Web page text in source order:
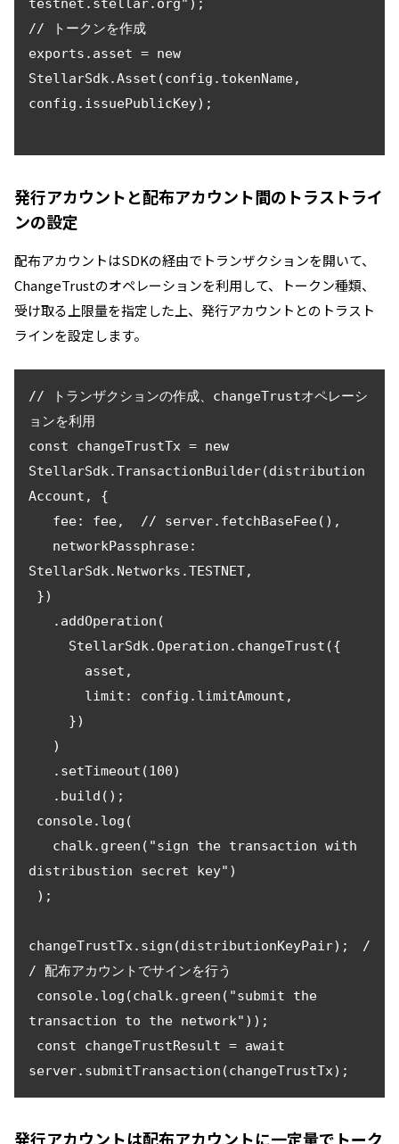
testnet.stellar.org");
// トークンを作成
exports.asset = new
StellarSdk.Asset(config.tokenName,
config.issuePublicKey);
発行アカウントと配布アカウント間のトラストライ
ンの設定
配布アカウントはSDKの経由でトランザクションを開いて、
ChangeTrustのオペレーションを利用して、トークン種類、
受け取る上限量を指定した上、発行アカウントとのトラスト
ラインを設定します。
// トランザクションの作成、changeTrustオペレーシ
ョンを利用
const changeTrustTx = new
StellarSdk.TransactionBuilder(distribution
Account, {
StellarSdk.Networks.TESTNET,
distribustion secret key")
changeTrustTx.sign(distributionKeyPair);　/
/ 配布アカウントでサインを行う
transaction to the network"));
発行アカウントは配布アカウントに一定量でトーク